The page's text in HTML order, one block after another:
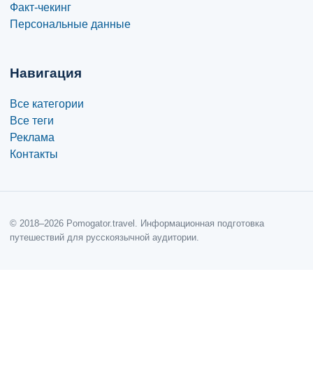
Факт-чекинг
Персональные данные
Навигация
Все категории
Все теги
Реклама
Контакты
© 2018–2026 Pomogator.travel. Информационная подготовка
путешествий для русскоязычной аудитории.